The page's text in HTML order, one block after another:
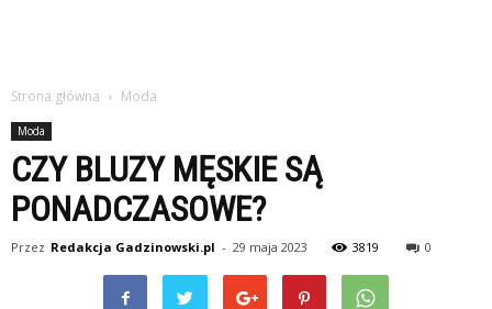
Strona główna Moda
Moda
CZY BLUZY MĘSKIE SĄ
PONADCZASOWE?
Przez Redakcja Gadzinowski.pl - 29 maja 2023 3819 0